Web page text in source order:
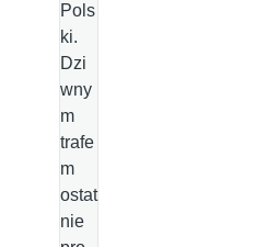
Pols
ki.
Dzi
wny
m
trafe
m
ostat
nie